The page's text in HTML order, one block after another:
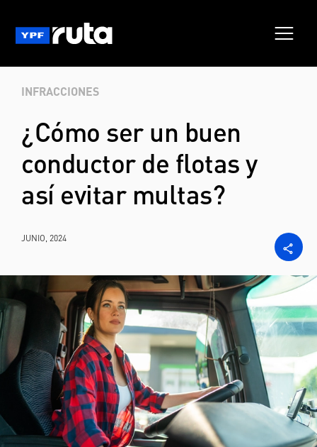
INFRACCIONES
¿Cómo ser un buen
conductor de flotas y
así evitar multas?
JUNIO, 2024